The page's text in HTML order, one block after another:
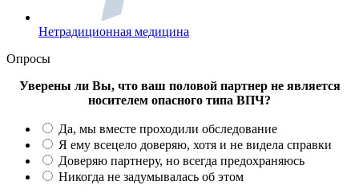
Нетрадиционная медицина
Опросы
Уверены ли Вы, что ваш половой партнер не является
носителем опасного типа ВПЧ?
Да, мы вместе проходили обследование
Я ему всецело доверяю, хотя и не видела справки
Доверяю партнеру, но всегда предохраняюсь
Никогда не задумывалась об этом